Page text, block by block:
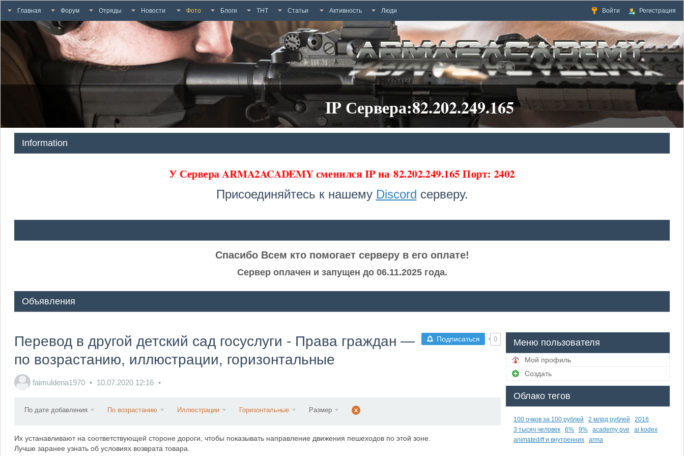
Главная Форум Отряды Новости Фото Блоги ТНТ Статьи Активность Люди Войти Регистрация
IP Сервера:82.202.249.165
Information
У Сервера ARMA2ACADEMY сменился IP на 82.202.249.165 Порт: 2402
Присоединяйтесь к нашему Discord серверу.
Спасибо Всем кто помогает серверу в его оплате!
Сервер оплачен и запущен до 06.11.2025 года.
Объявления
Подписаться 0
Перевод в другой детский сад госуслуги - Права граждан —
по возрастанию, иллюстрации, горизонтальные
faimuldena1970 10.07.2020 12:16
По дате добавления По возрастанию Иллюстрации Горизонтальные Размер x
Их устанавливают на соответствующей стороне дороги, чтобы показывать направление движения пешеходов по этой зоне.
Лучше заранее узнать об условиях возврата товара.
Меню пользователя
Мой профиль
Создать
Облако тегов
100 очков за 100 рублей 2 млрд рублей
2016
3 тысяч человек
6% 9% academy pve
ai kodex
animatediff и внутренних
arma